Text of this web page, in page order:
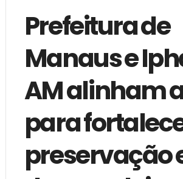
Prefeitura de
Manaus e
AM alinham
para
preservação